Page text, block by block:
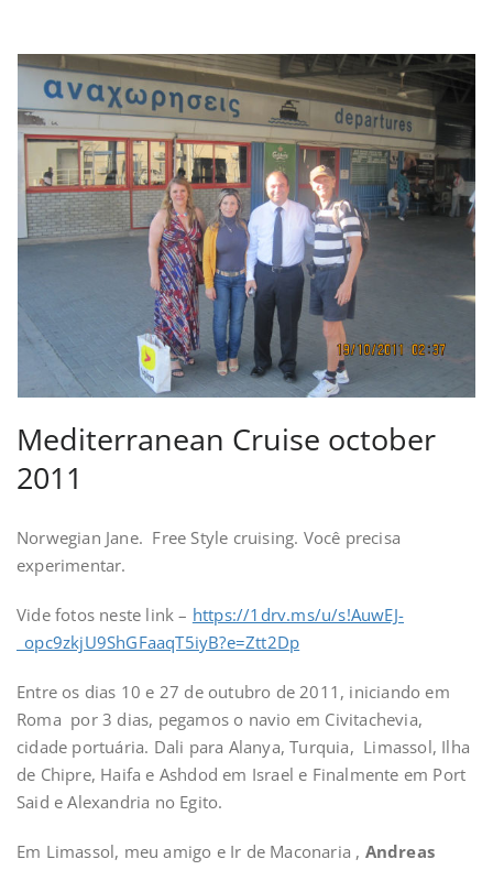
Mediterranean Cruise october
2011
Norwegian Jane. Free Style cruising. Você precisa
experimentar.
Vide fotos neste link – https://1drv.ms/u/s!AuwEJ-
_opc9zkjU9ShGFaaqT5iyB?e=Ztt2Dp
Entre os dias 10 e 27 de outubro de 2011, iniciando em
Roma por 3 dias, pegamos o navio em Civitachevia,
cidade portuária. Dali para Alanya, Turquia, Limassol, Ilha
de Chipre, Haifa e Ashdod em Israel e Finalmente em Port
Said e Alexandria no Egito.
Em Limassol, meu amigo e Ir de Maconaria , Andreas